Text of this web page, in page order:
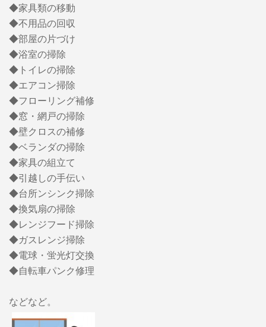
◆家具類の移動
◆不用品の回収
◆部屋の片づけ
◆浴室の掃除
◆トイレの掃除
◆エアコン掃除
◆フローリング補修
◆窓・網戸の掃除
◆壁クロスの補修
◆ベランダの掃除
◆家具の組立て
◆引越しの手伝い
◆台所ンシンク掃除
◆換気扇の掃除
◆レンジフード掃除
◆ガスレンジ掃除
◆電球・蛍光灯交換
◆自転車パンク修理
などなど。